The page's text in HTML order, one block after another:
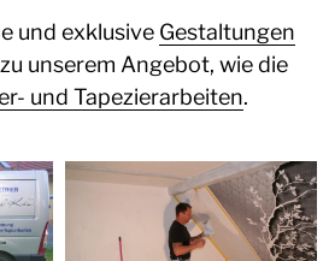
und exklusive Gestaltungen
unserem Angebot, wie die
und Tapezierarbeiten.